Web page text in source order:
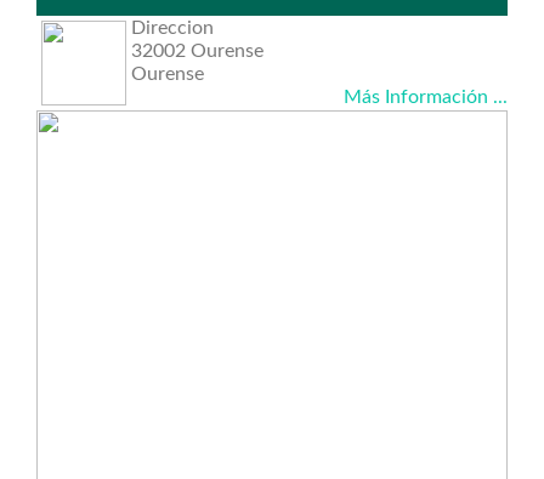
Direccion
32002 Ourense
Ourense
Más Información ...